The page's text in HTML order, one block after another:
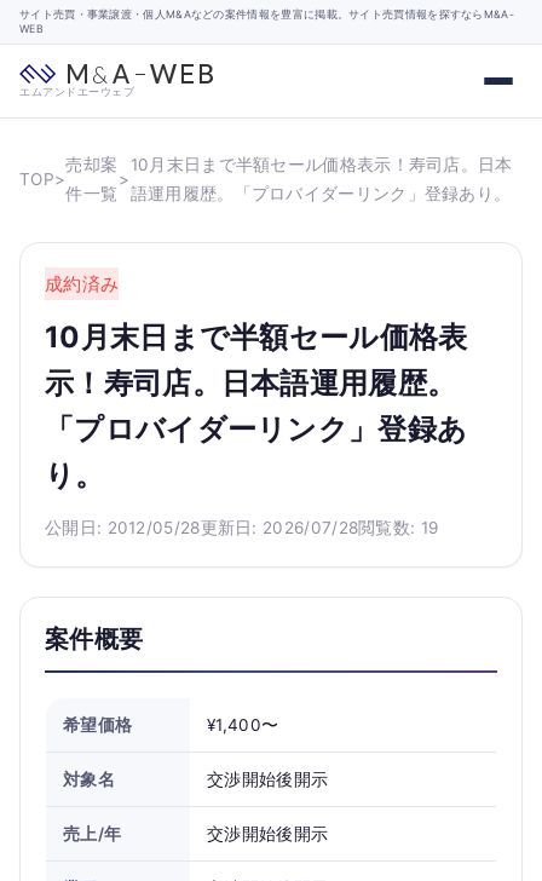
サイト売買・事業譲渡・個人M&Aなどの案件情報を豊富に掲載。サイト売買情報を探すならM&A-
WEB
エムアンドエーウェブ
TOP>
売却案
件一覧
>
10月末日まで半額セール価格表示！寿司店。日本
語運用履歴。「プロバイダーリンク」登録あり。
成約済み
10月末日まで半額セール価格表
示！寿司店。日本語運用履歴。
「プロバイダーリンク」登録あ
り。
公開日: 2012/05/28更新日: 2026/07/28閲覧数: 19
案件概要
希望価格 ¥1,400〜
対象名 交渉開始後開示
売上/年 交渉開始後開示